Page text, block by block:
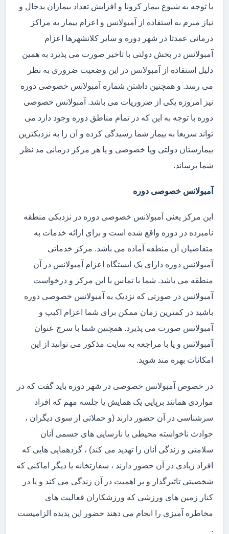
با توجه به شیوع بیمار کرونا و افزایش تعداد بیماران بدحال و
نیاز مبرم به استفاده از آمبولانس و اعزام بیمار به مراکز
درمانی عمدتا در شهر دوره و سایر کلانشهرها اعزام
آمبولانس در بخش دولتی با تاخیر صورت می پذیرد به همین
دلیل استفاده از آمبولانس در این وضعیت ضروری به نظر
می رسد. و همچنین داشتن شماره آمبولانس خصوصی دوره
نیز امروزه یکی از ضروریات می باشد. آمبولانس خصوصی
دوره با توجه به این که در تمام مناطق دوره وجود دارد می
تواند سریعا به بیمار شما رسیدگی کرده و آن را به نزدیکترین
بیمارستان دولتی ویا خصوصی و یا هر مرکز درمانی مد نظر
شما برساند.
آمبولانس خصوصی دوره
این مرکز یعنی آمبولانس خصوصی دوره در نزدیکی منطقه
نامبرده در دوره واقع شده است و برای ارائه خدمات به
متقاضیان آن منطقه آماده می باشد. مرکز خدماتی
آمبولانس دوره دارای یک ایستگاه اعزام آمبولانس در آن
منطقه می باشد. شما با تماس با این مرکز و درخواست
آمبولانس در صورتی که نزدیک به آمبولانس خصوصی دوره
باشید در کمترین زمان ممکن برای شما اعزام اکیپ و
آمبولانس صورت می پذیرد. همچنین شما با سرچ عنوان
آمبولانس و یا با مراجعه به سایت مذکور می توانید از این
امکانات بهره مند شوید.
در خصوص آمبولانس خصوصی در شهر دوره باید گفت که در
مواردی همانند برپایی یک همایش یا جلسه مهم که افراد
سرشناسی در آن حضور دارند (و حملاتی از سوی دیگران ،
حوادث ناخواسته محیطی یا نارسایی های جسمی آنان
سلامتی و زندگی آنان را تهدید می کند) ، گردهمایی هایی که
افراد زیادی در آن حضور دارند ، سفارتخانه یا دیگر اماکنی که
شخصیتی تاثیرگذار و پر اهمیت در آن زندگی می کند و یا در
کنار زمین های ورزشی که ورزشکاران فعالیت های
مخاطره آمیزی را انجام می دهند حضور این پدیده الزامیست
.